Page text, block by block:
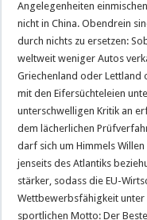
Angelegenheiten
nicht in China. Obendrein
durch nichts zu ersetzen:
weltweit weniger Autos
Griechenland oder Lettland
mit den Eifersüchteleien
unterschwelligen Kritik an
dem lächerlichen
darf sich um Himmels
jenseits des Atlantiks
stärker, sodass die EU-
Wettbewerbsfähigkeit unter
sportlichen Motto: Der